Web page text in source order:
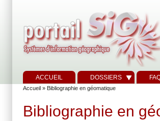
ACCUEIL DOSSIERS
Accueil » Bibliographie en géomatique
Bibliographie en